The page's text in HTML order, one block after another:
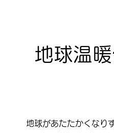
地球温
地球があたたかくなり